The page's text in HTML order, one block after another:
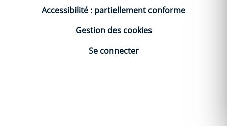
Accessibilité : partiellement conforme
Gestion des cookies
Se connecter